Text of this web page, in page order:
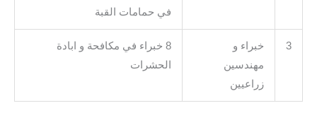
في حمامات القبة
3
خبراء و
مهندسين
زراعيين
8 خبراء في مكافحة و ابادة
الحشرات